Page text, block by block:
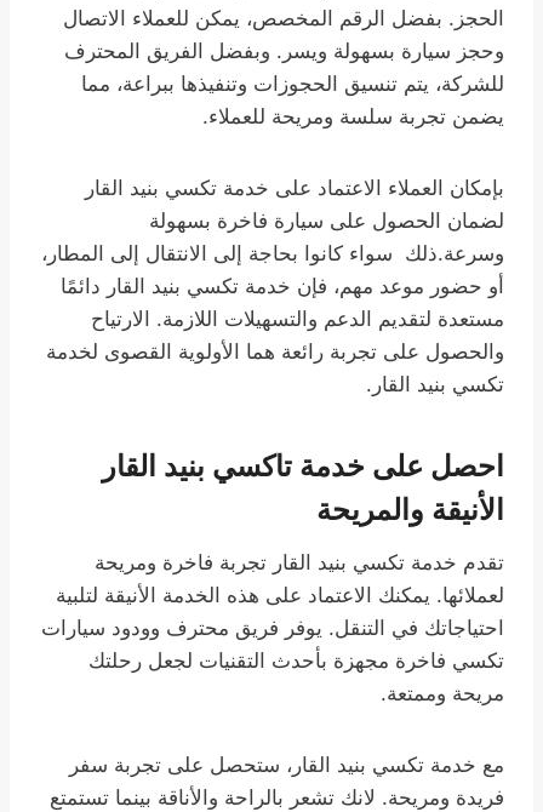
الحجز. بفضل الرقم المخصص، يمكن للعملاء الاتصال
وحجز سيارة بسهولة ويسر. وبفضل الفريق المحترف
للشركة، يتم تنسيق الحجوزات وتنفيذها ببراعة، مما
يضمن تجربة سلسة ومريحة للعملاء.
بإمكان العملاء الاعتماد على خدمة تكسي بنيد القار
لضمان الحصول على سيارة فاخرة بسهولة
وسرعة.ذلك سواء كانوا بحاجة إلى الانتقال إلى المطار،
أو حضور موعد مهم، فإن خدمة تكسي بنيد القار دائمًا
مستعدة لتقديم الدعم والتسهيلات اللازمة. الارتياح
والحصول على تجربة رائعة هما الأولوية القصوى لخدمة
تكسي بنيد القار.
احصل على خدمة تاكسي بنيد القار
الأنيقة والمريحة
تقدم خدمة تكسي بنيد القار تجربة فاخرة ومريحة
لعملائها. يمكنك الاعتماد على هذه الخدمة الأنيقة لتلبية
احتياجاتك في التنقل. يوفر فريق محترف وودود سيارات
تكسي فاخرة مجهزة بأحدث التقنيات لجعل رحلتك
مريحة وممتعة.
مع خدمة تكسي بنيد القار، ستحصل على تجربة سفر
فريدة ومريحة. لانك تشعر بالراحة والأناقة بينما تستمتع